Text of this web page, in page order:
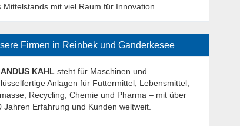
Mittelstands mit viel Raum für Innovation.
Firmen in Reinbek und Ganderkesee
KAHL steht für Maschinen und
Anlagen für Futtermittel, Lebensmittel,
Recycling, Chemie und Pharma – mit über
Jahren Erfahrung und Kunden weltweit.